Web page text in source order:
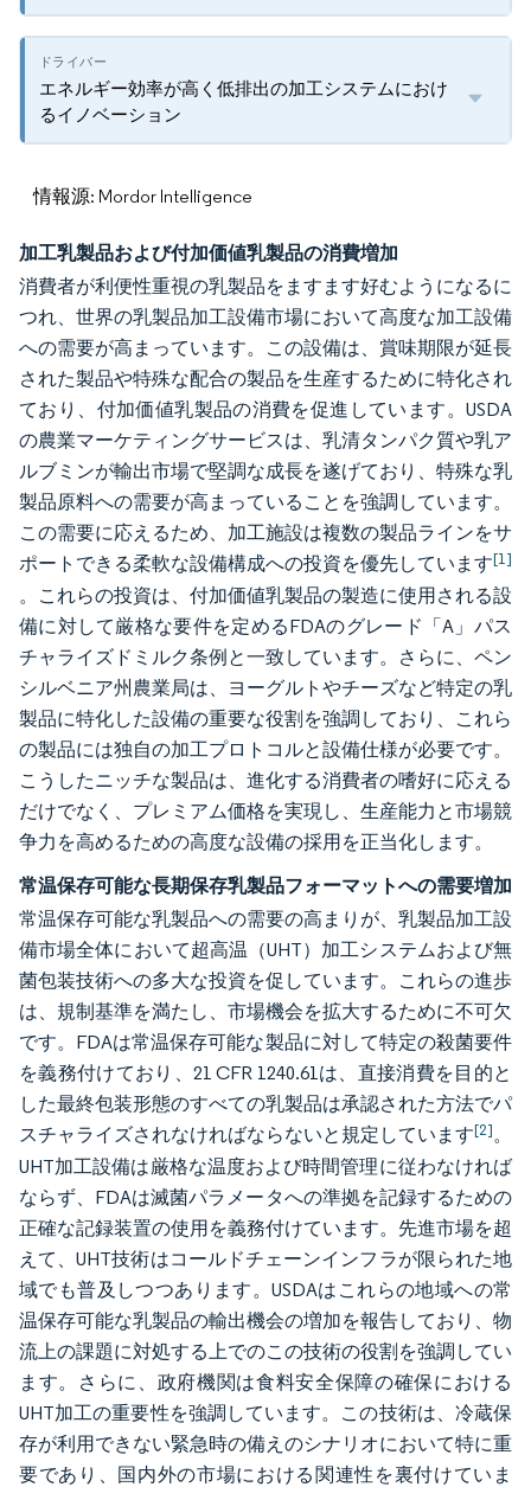
エネルギー効率が高く低排出の加工システムにおけ
るイノベーション
情報源: Mordor Intelligence
加工乳製品および付加価値乳製品の消費増加
消費者が利便性重視の乳製品をますます好むようになるに
つれ、世界の乳製品加工設備市場において高度な加工設備
への需要が高まっています。この設備は、賞味期限が延長
された製品や特殊な配合の製品を生産するために特化され
ており、付加価値乳製品の消費を促進しています。USDA
の農業マーケティングサービスは、乳清タンパク質や乳ア
ルブミンが輸出市場で堅調な成長を遂げており、特殊な乳
製品原料への需要が高まっていることを強調しています。
この需要に応えるため、加工施設は複数の製品ラインをサ
ポートできる柔軟な設備構成への投資を優先しています[1]
。これらの投資は、付加価値乳製品の製造に使用される設
備に対して厳格な要件を定めるFDAのグレード「A」パス
チャライズドミルク条例と一致しています。さらに、ペン
シルベニア州農業局は、ヨーグルトやチーズなど特定の乳
製品に特化した設備の重要な役割を強調しており、これら
の製品には独自の加工プロトコルと設備仕様が必要です。
こうしたニッチな製品は、進化する消費者の嗜好に応える
だけでなく、プレミアム価格を実現し、生産能力と市場競
争力を高めるための高度な設備の採用を正当化します。
常温保存可能な長期保存乳製品フォーマットへの需要増加
常温保存可能な乳製品への需要の高まりが、乳製品加工設
備市場全体において超高温（UHT）加工システムおよび無
菌包装技術への多大な投資を促しています。これらの進歩
は、規制基準を満たし、市場機会を拡大するために不可欠
です。FDAは常温保存可能な製品に対して特定の殺菌要件
を義務付けており、21 CFR 1240.61は、直接消費を目的と
した最終包装形態のすべての乳製品は承認された方法でパ
スチャライズされなければならないと規定しています[2]。
UHT加工設備は厳格な温度および時間管理に従わなければ
ならず、FDAは滅菌パラメータへの準拠を記録するための
正確な記録装置の使用を義務付けています。先進市場を超
えて、UHT技術はコールドチェーンインフラが限られた地
域でも普及しつつあります。USDAはこれらの地域への常
温保存可能な乳製品の輸出機会の増加を報告しており、物
流上の課題に対処する上でのこの技術の役割を強調してい
ます。さらに、政府機関は食料安全保障の確保における
UHT加工の重要性を強調しています。この技術は、冷蔵保
存が利用できない緊急時の備えのシナリオにおいて特に重
要であり、国内外の市場における関連性を裏付けていま